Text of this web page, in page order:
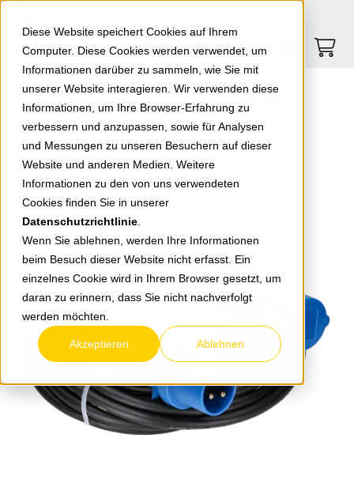
Diese Website speichert Cookies auf Ihrem
Computer. Diese Cookies werden verwendet, um
Informationen darüber zu sammeln, wie Sie mit
unserer Website interagieren. Wir verwenden diese
Informationen, um Ihre Browser-Erfahrung zu
verbessern und anzupassen, sowie für Analysen
und Messungen zu unseren Besuchern auf dieser
Website und anderen Medien. Weitere
Informationen zu den von uns verwendeten
Cookies finden Sie in unserer
Datenschutzrichtlinie
Wenn Sie ablehnen, werden Ihre Informationen
beim Besuch dieser Website nicht erfasst. Ein
einzelnes Cookie wird in Ihrem Browser gesetzt, um
daran zu erinnern, dass Sie nicht nachverfolgt
werden möchten.
Akzeptieren Ablehnen
Springe zu Hauptinhalt Springe zum Footer
0
zurück zur Übersicht